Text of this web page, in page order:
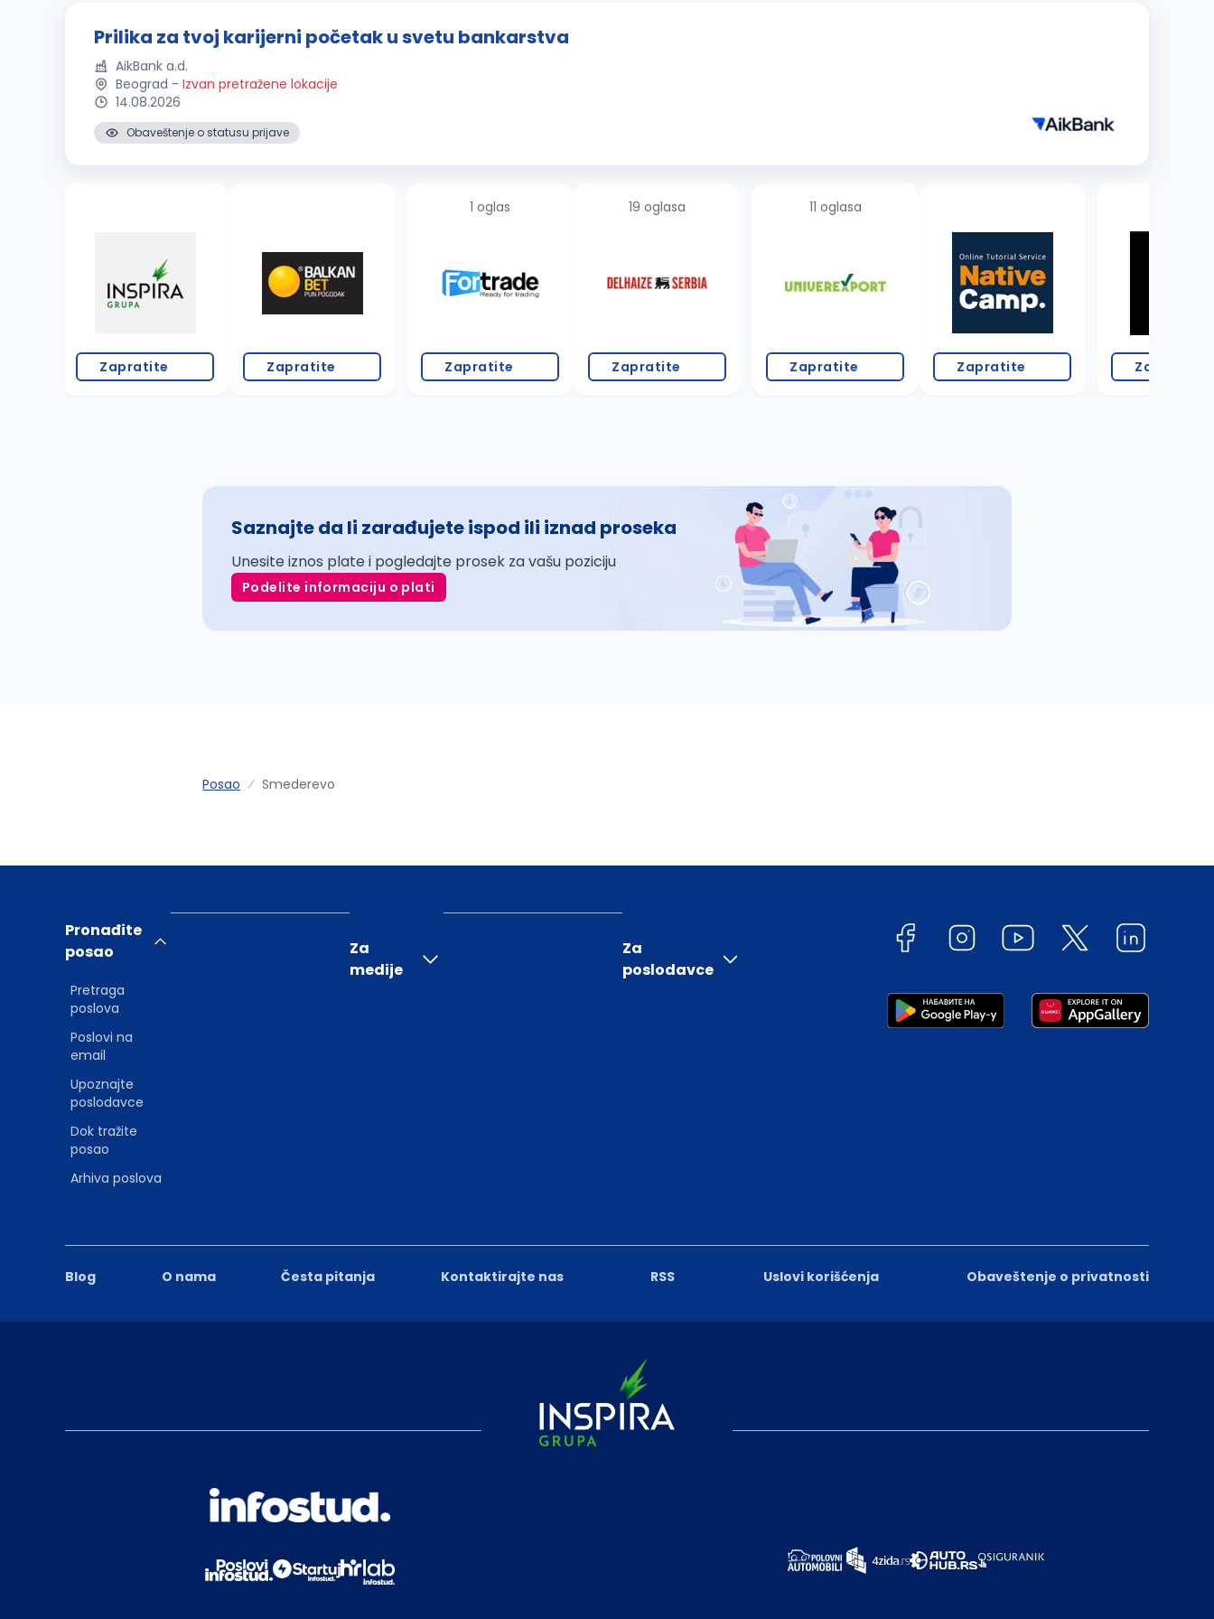
Prilika za tvoj karijerni početak u svetu bankarstva
AikBank a.d.
Beograd - Izvan pretražene lokacije
14.08.2026
Obaveštenje o statusu prijave
Zapratite Zapratite
1 oglas
Zapratite
19 oglasa
Zapratite
11 oglasa
Zapratite Zapratite Zapratite
Saznajte da li zarađujete ispod ili iznad proseka
Unesite iznos plate i pogledajte prosek za vašu poziciju
Podelite informaciju o plati
Posao Smederevo
Blog O nama Česta pitanja Kontaktirajte nas RSS Uslovi korišćenja Obaveštenje o privatnosti
Pronađite
posao
Pretraga
poslova
Poslovi na
email
Upoznajte
poslodavce
Dok tražite
posao
Arhiva poslova
Za
medije
Za
poslodavce